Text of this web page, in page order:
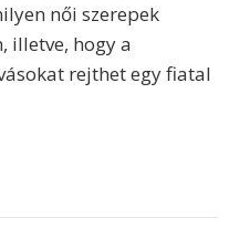
női szerepek
illetve, hogy a
rejthet egy fiatal